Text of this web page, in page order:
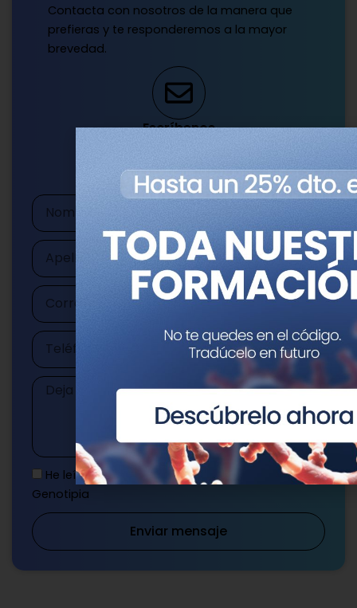
Contacta con nosotros de la manera que
prefieras y te responderemos a la mayor
brevedad.
Escríbenos
Nombre
Apellidos
Correo
electrónico
Teléfono
Mensaje
He leído y acepto la Política de privacidadde
Genotipia
Enviar mensaje